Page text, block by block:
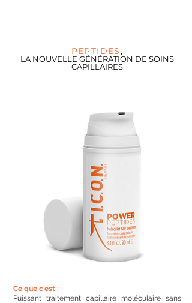
PEPTIDES,
LA NOUVELLE GÉNÉRATION DE SOINS
CAPILLAIRES
Ce que c'est :
Puissant traitement capillaire moléculaire sans